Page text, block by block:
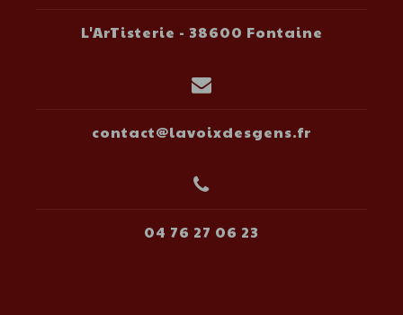
L'ArTisterie - 38600 Fontaine
contact@lavoixdesgens.fr
04 76 27 06 23